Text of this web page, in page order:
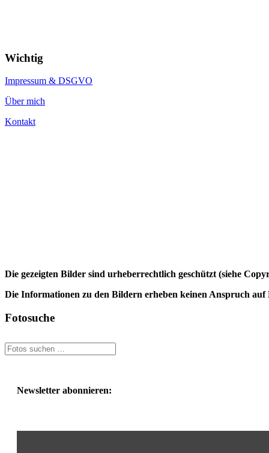
Wichtig
Impressum & DSGVO
Über mich
Kontakt
Die gezeigten Bilder sind urheberrechtlich geschützt (siehe
Die Informationen zu den Bildern erheben keinen Anspruch
Fotosuche
Newsletter abonnieren: